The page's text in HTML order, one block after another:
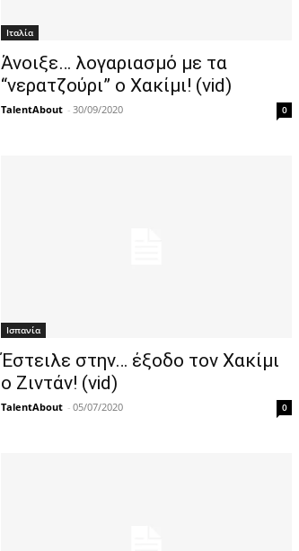
Ιταλία
Άνοιξε… λογαριασμό με τα
“νερατζούρι” ο Χακίμι! (vid)
TalentAbout - 30/09/2020 0
Ισπανία
Έστειλε στην… έξοδο τον Χακίμι
ο Ζιντάν! (vid)
TalentAbout - 05/07/2020 0